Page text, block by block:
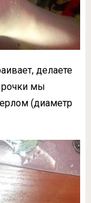
делаете
мы
(диаметр